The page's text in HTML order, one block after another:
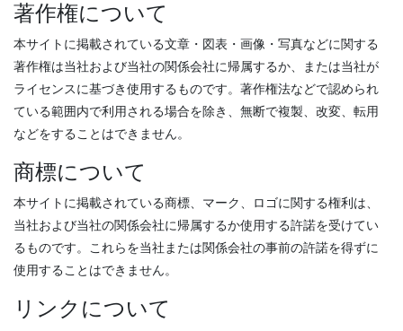
著作権について
本サイトに掲載されている文章・図表・画像・写真などに関する
著作権は当社および当社の関係会社に帰属するか、または当社が
ライセンスに基づき使用するものです。著作権法などで認められ
ている範囲内で利用される場合を除き、無断で複製、改変、転用
などをすることはできません。
商標について
本サイトに掲載されている商標、マーク、ロゴに関する権利は、
当社および当社の関係会社に帰属するか使用する許諾を受けてい
るものです。これらを当社または関係会社の事前の許諾を得ずに
使用することはできません。
リンクについて